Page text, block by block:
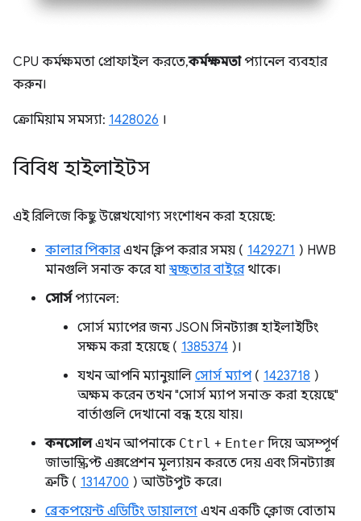
CPU কর্মক্ষমতা প্রোফাইল করতে,কর্মক্ষমতাপ্যানেল ব্যবহার
করুন।
ক্রোমিয়াম সমস্যা: 1428026 ।
বিবিধ হাইলাইটস
এই রিলিজে কিছু উল্লেখযোগ্য সংশোধন করা হয়েছে:
কালার পিকারএখন ক্লিপ করার সময় ( 1429271 ) HWB
মানগুলি সনাক্ত করে যাস্বচ্ছতার বাইরেথাকে।
সোর্সপ্যানেল:
সোর্স ম্যাপের জন্য JSON সিনট্যাক্স হাইলাইটিং
সক্ষম করা হয়েছে ( 1385374 )।
যখন আপনি ম্যানুয়ালি সোর্স ম্যাপ( 1423718 )
অক্ষম করেন তখন "সোর্স ম্যাপ সনাক্ত করা হয়েছে"
বার্তাগুলি দেখানো বন্ধ হয়ে যায়।
কনসোলএখন আপনাকে Ctrl + Enter দিয়ে অসম্পূর্ণ
জাভাস্ক্রিপ্ট এক্সপ্রেশন মূল্যায়ন করতে দেয় এবং সিনট্যাক্স
ত্রুটি ( 1314700 ) আউটপুট করে।
ব্রেকপয়েন্ট এডিটিং ডায়ালগে এখন একটি ক্লোজ বোতাম